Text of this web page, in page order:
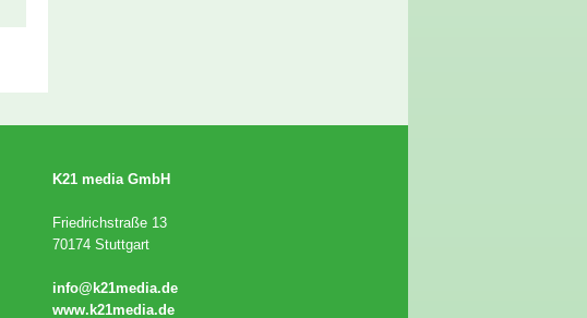
K21 media GmbH
Friedrichstraße 13
70174 Stuttgart
info@k21media.de
www.k21media.de